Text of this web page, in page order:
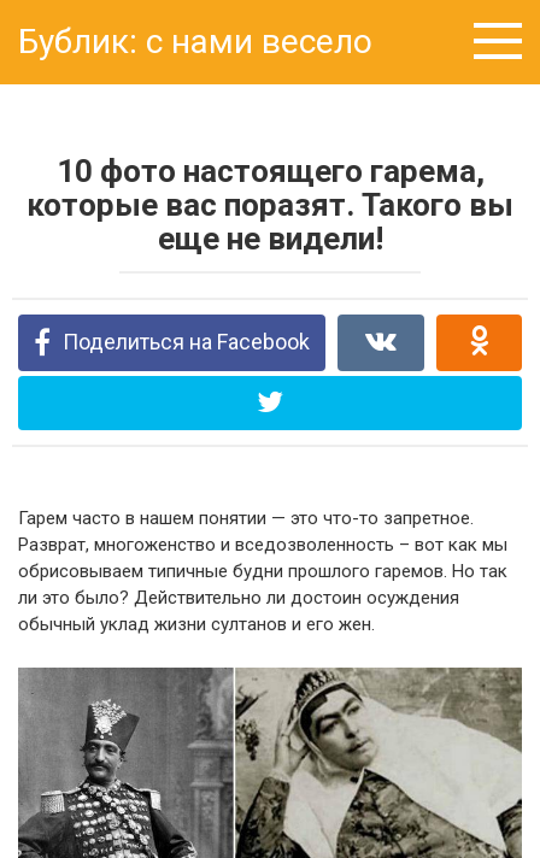
контенту
Бублик: с нами весело
10 фото настоящего гарема,
которые вас поразят. Такого вы
еще не видели!
Поделиться на Facebook
Гарем часто в нашем понятии — это что-то запретное.
Разврат, многоженство и вседозволенность – вот как мы
обрисовываем типичные будни прошлого гаремов. Но так
ли это было? Действительно ли достоин осуждения
обычный уклад жизни султанов и его жен.